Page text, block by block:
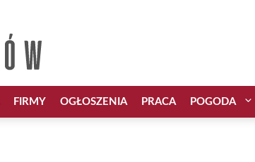
FIRMY OGŁOSZENIA PRACA POGODA